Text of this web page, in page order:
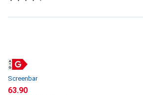
Screenbar
CHF
63.90